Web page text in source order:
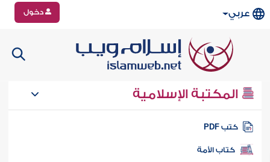
عربي دخول
المكتبة الإسلامية
كتب PDF